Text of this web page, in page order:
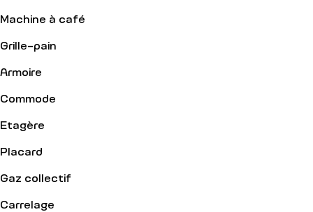
Machine à café
Grille-pain
Armoire
Commode
Etagère
Placard
Gaz collectif
Carrelage